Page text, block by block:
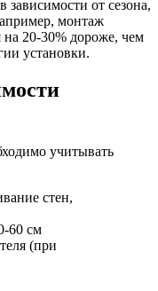
от сезона,
монтаж
на 20-30% дороже, чем
установки.
учитывать
стен,
60 см
(при